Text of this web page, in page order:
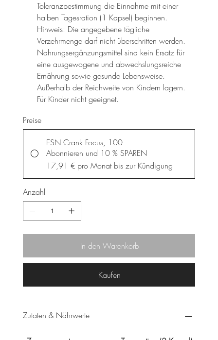
Toleranzbestimmung die Einnahme mit einer
halben Tagesration (1 Kapsel) beginnen.
Hinweis: Die angegebene tägliche
Verzehrmenge darf nicht überschritten werden.
Nahrungsergänzungsmittel sind kein Ersatz für
eine ausgewogene und abwechslungsreiche
Ernährung sowie gesunde Lebensweise.
Außerhalb der Reichweite von Kindern lagern.
Für Kinder nicht geeignet.
Preise
ESN Crank Focus, 100
Abonnieren und 10 % SPAREN
17,91 € pro Monat bis zur Kündigung
Anzahl
In den Warenkorb
Kaufen
Zutaten & Nährwerte